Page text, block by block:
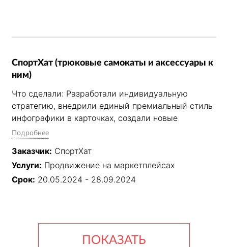
управление рекламными кампаниями и
СпортХат (трюковые самокаты и аксессуары к
ним)
Что сделали: Разработали индивидуальную
стратегию, внедрили единый премиальный стиль
инфографики в карточках, создали новые
товарные позиции. Полностью взяли на себя SEO-
оптимизацию, управление внутренней рекламой,
контроль цен и юнит-экономики, работу с
отзывами, поставками и техподдержкой.
повышение конверсии карточек.
Подробнее
Заказчик: СпортХат
Услуги: Продвижение на маркетплейсах
Срок: 20.05.2024 - 28.09.2024
ПОКАЗАТЬ